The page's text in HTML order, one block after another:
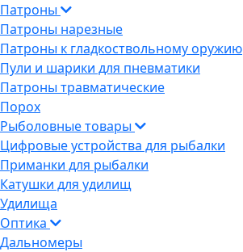
Патроны
Патроны нарезные
Патроны к гладкоствольному оружию
Пули и шарики для пневматики
Патроны травматические
Порох
Рыболовные товары
Цифровые устройства для рыбалки
Приманки для рыбалки
Катушки для удилищ
Удилища
Оптика
Дальномеры